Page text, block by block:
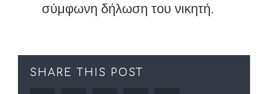
σύμφωνη δήλωση του νικητή.
SHARE THIS POST